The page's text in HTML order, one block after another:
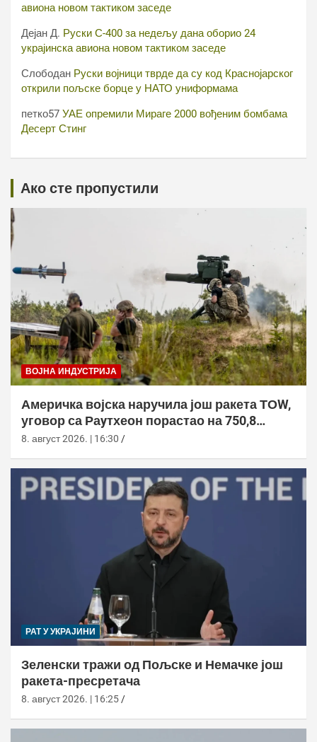
авиона новом тактиком заседе
Дејан Д. Руски С-400 за недељу дана оборио 24
украјинска авиона новом тактиком заседе
Слободан Руски војници тврде да су код Краснојарског
открили пољске борце у НАТО униформама
петко57 УАЕ опремили Мираге 2000 вођеним бомбама
Десерт Стинг
Ако сте пропустили
ВОЈНА ИНДУСТРИЈА
Америчка војска наручила још ракета ТОW,
уговор са Раyтхеон порастао на 750,8
милиона долара
8. август 2026. | 16:30
РАТ У УКРАЈИНИ
Зеленски тражи од Пољске и Немачке још
ракета-пресретача
8. август 2026. | 16:25